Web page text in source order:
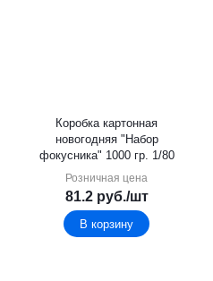
Коробка картонная
новогодняя "Набор
фокусника" 1000 гр. 1/80
Розничная цена
81.2руб./шт
В корзину